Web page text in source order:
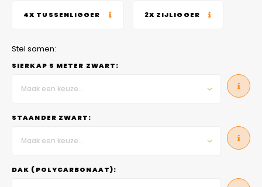
4X TUSSENLIGGER 2X ZIJLIGGER
Stel samen:
SIERKAP 5 METER ZWART:
Maak een keuze...
STAANDER ZWART:
Maak een keuze...
DAK (POLYCARBONAAT):